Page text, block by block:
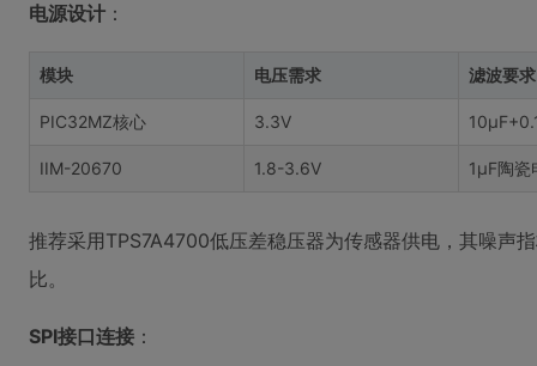
电源设计 ：
模块 电压需求 滤波要求
PIC32MZ核心 3.3V
IIM-20670 1.8-3.6V 1μF陶瓷
推荐采用TPS7A4700低压差稳压器为传感器供电，其噪声
比。
SPI接口连接 ：